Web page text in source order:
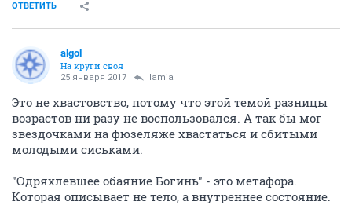
ОТВЕТИТЬ
аlgоl
На круги своя
25 января 2017 lamia
Это не хвастовство, потому что этой темой разницы
возрастов ни разу не воспользовался. А так бы мог
звездочками на фюзеляже хвастаться и сбитыми
молодыми сиськами.
"Одряхлевшее обаяние Богинь" - это метафора.
Которая описывает не тело, а внутреннее состояние.